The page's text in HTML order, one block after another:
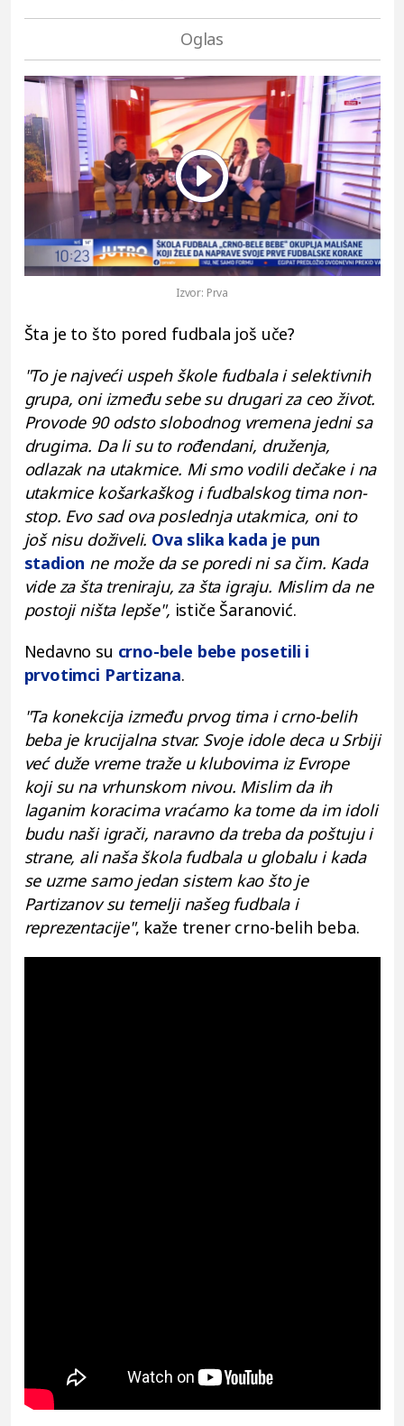
Play
Izvor: Prva
Šta je to što pored fudbala još uče?
"To je najveći uspeh škole fudbala i selektivnih
grupa, oni između sebe su drugari za ceo život.
Provode 90 odsto slobodnog vremena jedni sa
drugima. Da li su to rođendani, druženja,
odlazak na utakmice. Mi smo vodili dečake i na
utakmice košarkaškog i fudbalskog tima non-
stop. Evo sad ova poslednja utakmica, oni to
još nisu doživeli. Ova slika kada je pun
stadion ne može da se poredi ni sa čim. Kada
vide za šta treniraju, za šta igraju. Mislim da ne
postoji ništa lepše", ističe Šaranović.
Nedavno su crno-bele bebe posetili i
prvotimci Partizana.
"Ta konekcija između prvog tima i crno-belih
beba je krucijalna stvar. Svoje idole deca u Srbiji
već duže vreme traže u klubovima iz Evrope
koji su na vrhunskom nivou. Mislim da ih
laganim koracima vraćamo ka tome da im idoli
budu naši igrači, naravno da treba da poštuju i
strane, ali naša škola fudbala u globalu i kada
se uzme samo jedan sistem kao što je
Partizanov su temelji našeg fudbala i
reprezentacije", kaže trener crno-belih beba.